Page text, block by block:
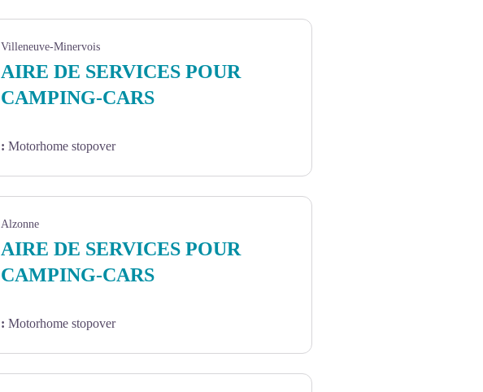
Villeneuve-Minervois
AIRE DE SERVICES POUR
CAMPING-CARS
: Motorhome stopover
Alzonne
AIRE DE SERVICES POUR
CAMPING-CARS
: Motorhome stopover